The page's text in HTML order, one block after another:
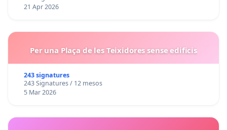
21 Apr 2026
Per una Plaça de les Teixidores sense edificis
243 signatures
243 Signatures / 12 mesos
5 Mar 2026